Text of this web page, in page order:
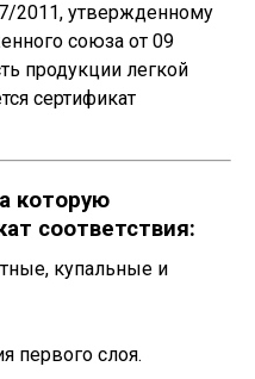
2011, утвержденному
союза от 09
продукции легкой
сертификат
которую
соответствия:
купальные и
первого слоя.